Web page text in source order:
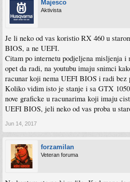
Majesco
Aktivista
Je li neko od vas koristio RX 460 u
BIOS, a ne UEFI.
Citam po internetu podjeljena misljenja i
opet da radi, na youtubu imaju snimci
racunar koji nema UEFI BIOS i radi bez
Koliko vidim isto je stanje i sa GTX
nove graficke u racunarima koji imaju
UEFI BIOS, jeli neko od vas proba u
Jun 14, 2017
forzamilan
Veteran foruma